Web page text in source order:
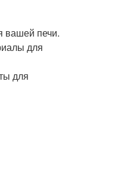
вашей печи.
для
для